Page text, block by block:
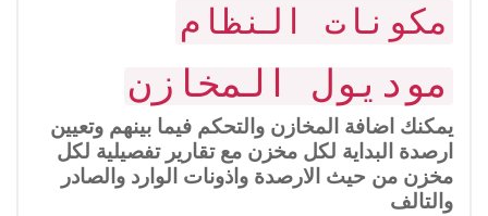
مكونات النظام
موديول المخازن
يمكنك اضافة المخازن والتحكم فيما بينهم وتعيين
ارصدة البداية لكل مخزن مع تقارير تفصيلية لكل
مخزن من حيث الارصدة واذونات الوارد والصادر
والتالف